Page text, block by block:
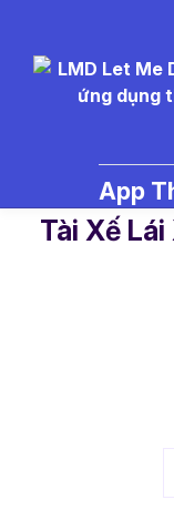
App
thuê tài xế
Tài Xế